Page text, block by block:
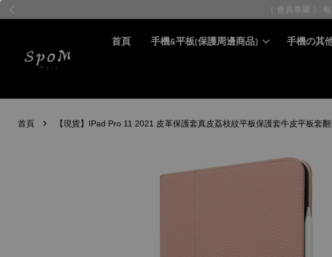
［ 會員專屬 ］
首頁 手機&平板(保護周邊商品) 手機の其
首頁 › 【現貨】IPad Pro 11 2021 皮革保護套真皮荔枝紋平板保護套牛皮平板套